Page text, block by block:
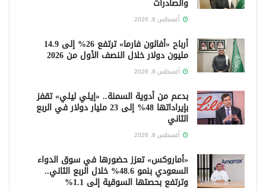
أغسطس 8, 2026
أرباح «أفالون فارما» ترتفع 26% إلى 14.9
مليون دولار خلال النصف الأول من 2026
أغسطس 8, 2026
بدعم من أدوية السمنة.. «إيلي ليلي» تقفز
بإيراداتها 48% إلى 23 مليار دولار في الربع
الثاني
أغسطس 8, 2026
«أماروكس» تعزز حضورها في سوق الدواء
السعودي بنمو 48.6% خلال الربع الثاني..
وترتفع بحصتها السوقية إلى 1.1%